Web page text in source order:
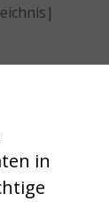
in
|